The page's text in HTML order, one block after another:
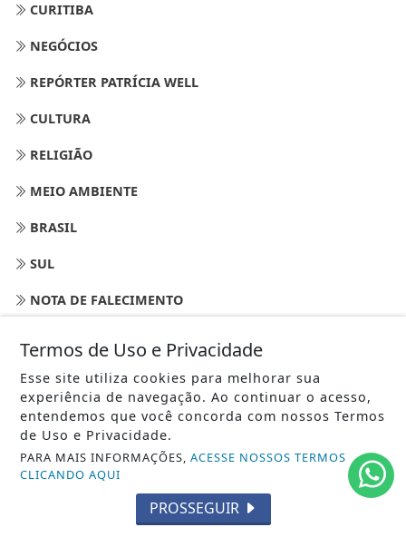
CURITIBA
NEGÓCIOS
REPÓRTER PATRÍCIA WELL
CULTURA
RELIGIÃO
MEIO AMBIENTE
BRASIL
SUL
NOTA DE FALECIMENTO
FAUNA E FLORA
PETS - REINO ANIMAL
COMPORTAMENTO
MOBILIDADE -TRÂNSITO EM ALERTA
ESPORTE NA PRAIA
Termos de Uso e Privacidade
Esse site utiliza cookies para melhorar sua
experiência de navegação. Ao continuar o acesso,
entendemos que você concorda com nossos Termos
de Uso e Privacidade.
PARA MAIS INFORMAÇÕES,ACESSE NOSSOS TERMOS
CLICANDO AQUI
PROSSEGUIR